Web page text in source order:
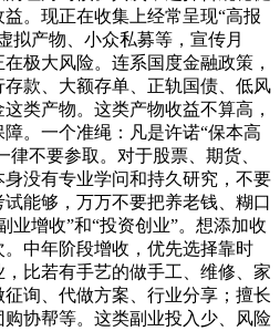
。现正在收集上经常呈现“高报
拟产物、小众私募等，宣传月
极大风险。连系国度金融政策，
款、大额存单、正轨国债、低风
类产物。这类产物收益不算高，
。一个准绳：凡是许诺“保本高
律不要参取。对于股票、期货、
没有专业学问和持久研究，不要
能够，万万不要把养老钱、糊口
业增收”和“投资创业”。想添加收
中年阶段增收，优先选择靠时
比若有手艺的做手工、维修、家
询、代做方案、行业分享；擅长
协帮等。这类副业投入少、风险